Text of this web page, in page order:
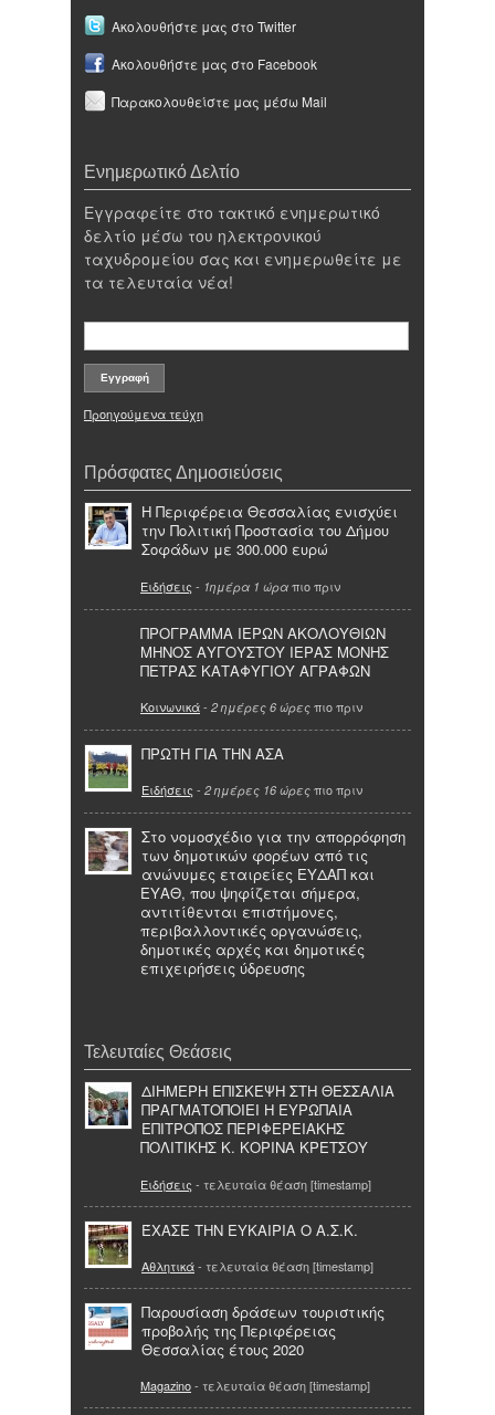
Ακολουθήστε μας στο Twitter
Ακολουθήστε μας στο Facebook
Παρακολουθείστε μας μέσω Mail
Ενημερωτικό Δελτίο
Εγγραφείτε στο τακτικό ενημερωτικό
δελτίο μέσω του ηλεκτρονικού
ταχυδρομείου σας και ενημερωθείτε με
τα τελευταία νέα!
Προηγούμενα τεύχη
Πρόσφατες Δημοσιεύσεις
Η Περιφέρεια Θεσσαλίας ενισχύει
την Πολιτική Προστασία του Δήμου
Σοφάδων με 300.000 ευρώ
Ειδήσεις - 1ημέρα 1 ώρα πιο πριν
ΠΡΟΓΡΑΜΜΑ ΙΕΡΩΝ ΑΚΟΛΟΥΘΙΩΝ
ΜΗΝΟΣ ΑΥΓΟΥΣΤΟΥ ΙΕΡΑΣ ΜΟΝΗΣ
ΠΕΤΡΑΣ ΚΑΤΑΦΥΓΙΟΥ ΑΓΡΑΦΩΝ
Κοινωνικά- 2 ημέρες 6 ώρες πιο πριν
ΠΡΩΤΗ ΓΙΑ ΤΗΝ ΑΣΑ
Ειδήσεις - 2 ημέρες 16 ώρες πιο πριν
Στο νομοσχέδιο για την απορρόφηση
των δημοτικών φορέων από τις
ανώνυμες εταιρείες ΕΥΔΑΠ και
ΕΥΑΘ, που ψηφίζεται σήμερα,
αντιτίθενται επιστήμονες,
περιβαλλοντικές οργανώσεις,
δημοτικές αρχές και δημοτικές
επιχειρήσεις ύδρευσης
Τελευταίες Θεάσεις
ΔΙΗΜΕΡΗ ΕΠΙΣΚΕΨΗ ΣΤΗ ΘΕΣΣΑΛΙΑ
ΠΡΑΓΜΑΤΟΠΟΙΕΙ Η ΕΥΡΩΠΑΙΑ
ΕΠΙΤΡΟΠΟΣ ΠΕΡΙΦΕΡΕΙΑΚΗΣ
ΠΟΛΙΤΙΚΗΣ Κ. ΚΟΡΙΝΑ ΚΡΕΤΣΟΥ
Ειδήσεις - τελευταία θέαση [timestamp]
ΈΧΑΣΕ ΤΗΝ ΕΥΚΑΙΡΙΑ Ο Α.Σ.Κ.
Αθλητικά- τελευταία θέαση [timestamp]
Παρουσίαση δράσεων τουριστικής
προβολής της Περιφέρειας
Θεσσαλίας έτους 2020
Magazino- τελευταία θέαση [timestamp]